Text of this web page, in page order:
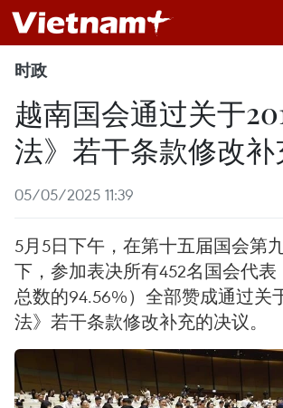
时政
越南国会通过关于
法》若干条款修改补
05/05/2025 11:39
5月5日下午，在第十五届国会第
下，参加表决所有452名国会代
总数的94.56%）全部赞成通过关
法》若干条款修改补充的决议。